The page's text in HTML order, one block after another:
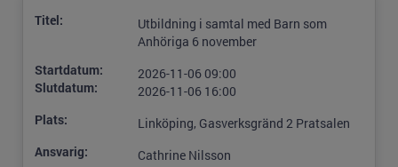
Titel:
Utbildning i samtal med Barn som
Anhöriga 6 november
Startdatum:
Slutdatum:
2026-11-06 09:00
2026-11-06 16:00
Plats:
Linköping, Gasverksgränd 2 Pratsalen
Ansvarig:
Cathrine Nilsson